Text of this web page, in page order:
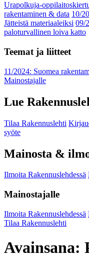
Urapolkuja-
rakentaminen & data 10/
Jätteistä materiaaleiksi 09/
paloturvallinen loiva katto
Teemat ja liitteet
11/2024: Suomea
Mainostajalle
Lue
Tilaa Rakennuslehti
syöte
Mainosta &
Ilmoita Rakennuslehdessä
Mainostajalle
Ilmoita Rakennuslehdessä
Tilaa Rakennuslehti
Avainsana: